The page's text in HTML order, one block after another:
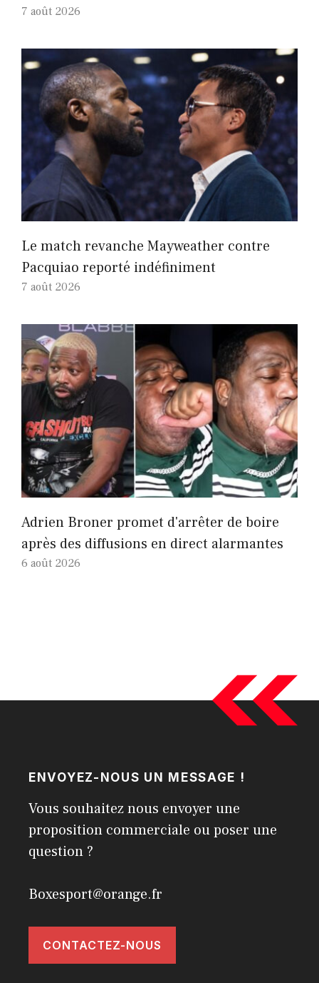
7 août 2026
Le match revanche Mayweather contre
Pacquiao reporté indéfiniment
7 août 2026
Adrien Broner promet d'arrêter de boire
après des diffusions en direct alarmantes
6 août 2026
ENVOYEZ-NOUS UN MESSAGE !
Vous souhaitez nous envoyer une
proposition commerciale ou poser une
question ?
Boxesport@orange.fr
CONTACTEZ-NOUS